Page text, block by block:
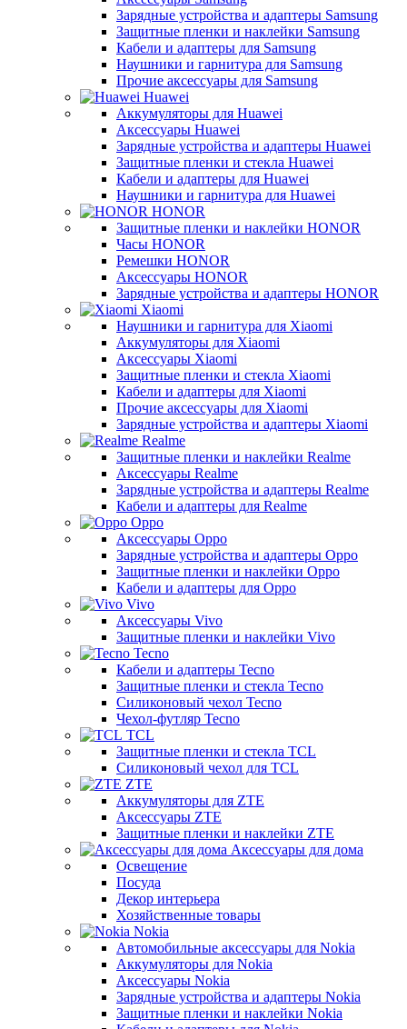
Зарядные устройства и адаптеры Samsung
Защитные пленки и наклейки Samsung
Кабели и адаптеры для Samsung
Наушники и гарнитура для Samsung
Прочие аксессуары для Samsung
Huawei
Аккумуляторы для Huawei
Аксессуары Huawei
Зарядные устройства и адаптеры Huawei
Защитные пленки и стекла Huawei
Кабели и адаптеры для Huawei
Наушники и гарнитура для Huawei
HONOR
Защитные пленки и наклейки HONOR
Часы HONOR
Ремешки HONOR
Аксессуары HONOR
Зарядные устройства и адаптеры HONOR
Xiaomi
Наушники и гарнитура для Xiaomi
Аккумуляторы для Xiaomi
Аксессуары Xiaomi
Защитные пленки и стекла Xiaomi
Кабели и адаптеры для Xiaomi
Прочие аксессуары для Xiaomi
Зарядные устройства и адаптеры Xiaomi
Realme
Защитные пленки и наклейки Realme
Аксессуары Realme
Зарядные устройства и адаптеры Realme
Кабели и адаптеры для Realme
Oppo
Аксессуары Oppo
Зарядные устройства и адаптеры Oppo
Защитные пленки и наклейки Oppo
Кабели и адаптеры для Oppo
Vivo
Аксессуары Vivo
Защитные пленки и наклейки Vivo
Tecno
Кабели и адаптеры Tecno
Защитные пленки и стекла Tecno
Силиконовый чехол Tecno
Чехол-футляр Tecno
TCL
Защитные пленки и стекла TCL
Силиконовый чехол для TCL
ZTE
Аккумуляторы для ZTE
Аксессуары ZTE
Защитные пленки и наклейки ZTE
Аксессуары для дома
Освещение
Посуда
Декор интерьера
Хозяйственные товары
Nokia
Автомобильные аксессуары для Nokia
Аккумуляторы для Nokia
Аксессуары Nokia
Зарядные устройства и адаптеры Nokia
Защитные пленки и наклейки Nokia